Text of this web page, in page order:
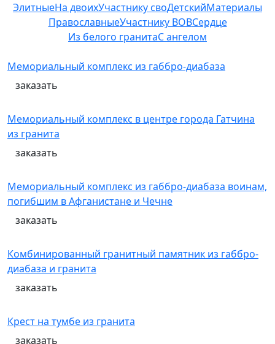
ЭлитныеНа двоихУчастнику своДетскийМатериалы
ПравославныеУчастнику ВОВСердце
Из белого гранитаС ангелом
Мемориальный комплекс из габбро-диабаза
заказать
Мемориальный комплекс в центре города Гатчина
из гранита
заказать
Мемориальный комплекс из габбро-диабаза воинам,
погибшим в Афганистане и Чечне
заказать
Комбинированный гранитный памятник из габбро-
диабаза и гранита
заказать
Крест на тумбе из гранита
заказать